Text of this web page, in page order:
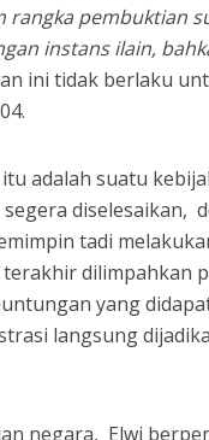
rangka pembuktian
instans ilain,
ini tidak berlaku
adalah suatu
diselesaikan,
tadi
dilimpahkan
yang
langsung
negara, Elwi